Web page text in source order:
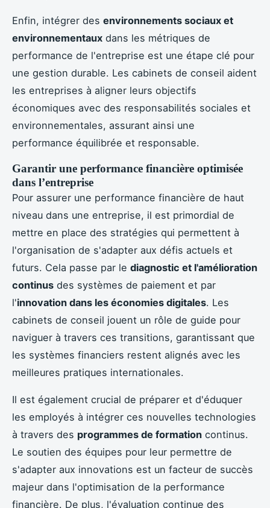
Enfin, intégrer des environnements sociaux et
environnementaux dans les métriques de
performance de l'entreprise est une étape clé pour
une gestion durable. Les cabinets de conseil aident
les entreprises à aligner leurs objectifs
économiques avec des responsabilités sociales et
environnementales, assurant ainsi une
performance équilibrée et responsable.
Garantir une performance financière optimisée
dans l’entreprise
Pour assurer une performance financière de haut
niveau dans une entreprise, il est primordial de
mettre en place des stratégies qui permettent à
l'organisation de s'adapter aux défis actuels et
futurs. Cela passe par le diagnostic et l'amélioration
continus des systèmes de paiement et par
l'innovation dans les économies digitales. Les
cabinets de conseil jouent un rôle de guide pour
naviguer à travers ces transitions, garantissant que
les systèmes financiers restent alignés avec les
meilleures pratiques internationales.
Il est également crucial de préparer et d'éduquer
les employés à intégrer ces nouvelles technologies
à travers des programmes de formation continus.
Le soutien des équipes pour leur permettre de
s'adapter aux innovations est un facteur de succès
majeur dans l'optimisation de la performance
financière. De plus, l'évaluation continue des